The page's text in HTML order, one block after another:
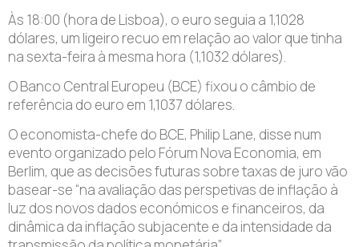
Às 18:00 (hora de Lisboa), o euro seguia a 1,1028
dólares, um ligeiro recuo em relação ao valor que tinha
na sexta-feira à mesma hora (1,1032 dólares).
O Banco Central Europeu (BCE) fixou o câmbio de
referência do euro em 1,1037 dólares.
O economista-chefe do BCE, Philip Lane, disse num
evento organizado pelo Fórum Nova Economia, em
Berlim, que as decisões futuras sobre taxas de juro vão
basear-se “na avaliação das perspetivas de inflação à
luz dos novos dados económicos e financeiros, da
dinâmica da inflação subjacente e da intensidade da